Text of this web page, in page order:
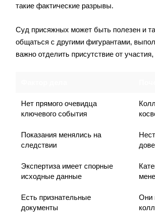
такие фактические разрывы.
Суд присяжных может быть полезен и
общаться с другими фигурантами,
важно отделить присутствие от
Нет прямого очевидца
ключевого события
Показания менялись на
следствии
Экспертиза имеет спорные
исходные данные
Есть признательные
документы
Они